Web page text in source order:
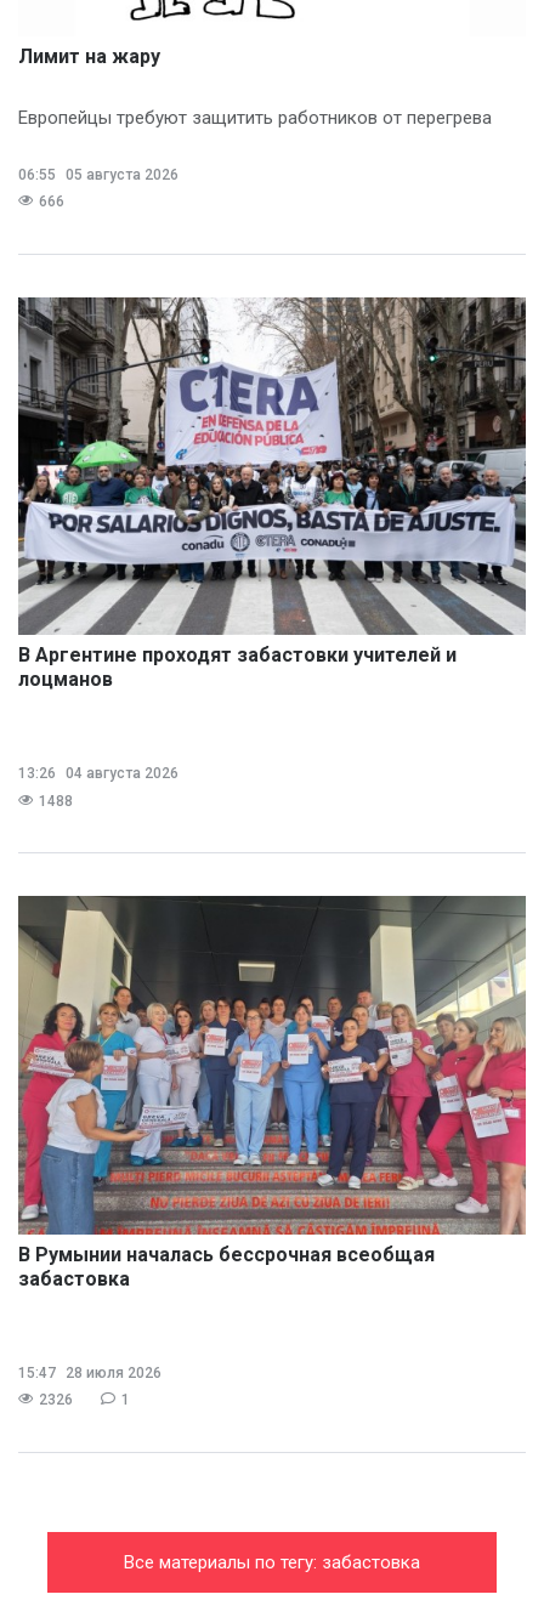
Лимит на жару
Европейцы требуют защитить работников от перегрева
06:55
05 августа 2026
666
В Аргентине проходят забастовки учителей и
лоцманов
13:26
04 августа 2026
1488
В Румынии началась бессрочная всеобщая
забастовка
15:47
28 июля 2026
2326
1
Все материалы по тегу: забастовка